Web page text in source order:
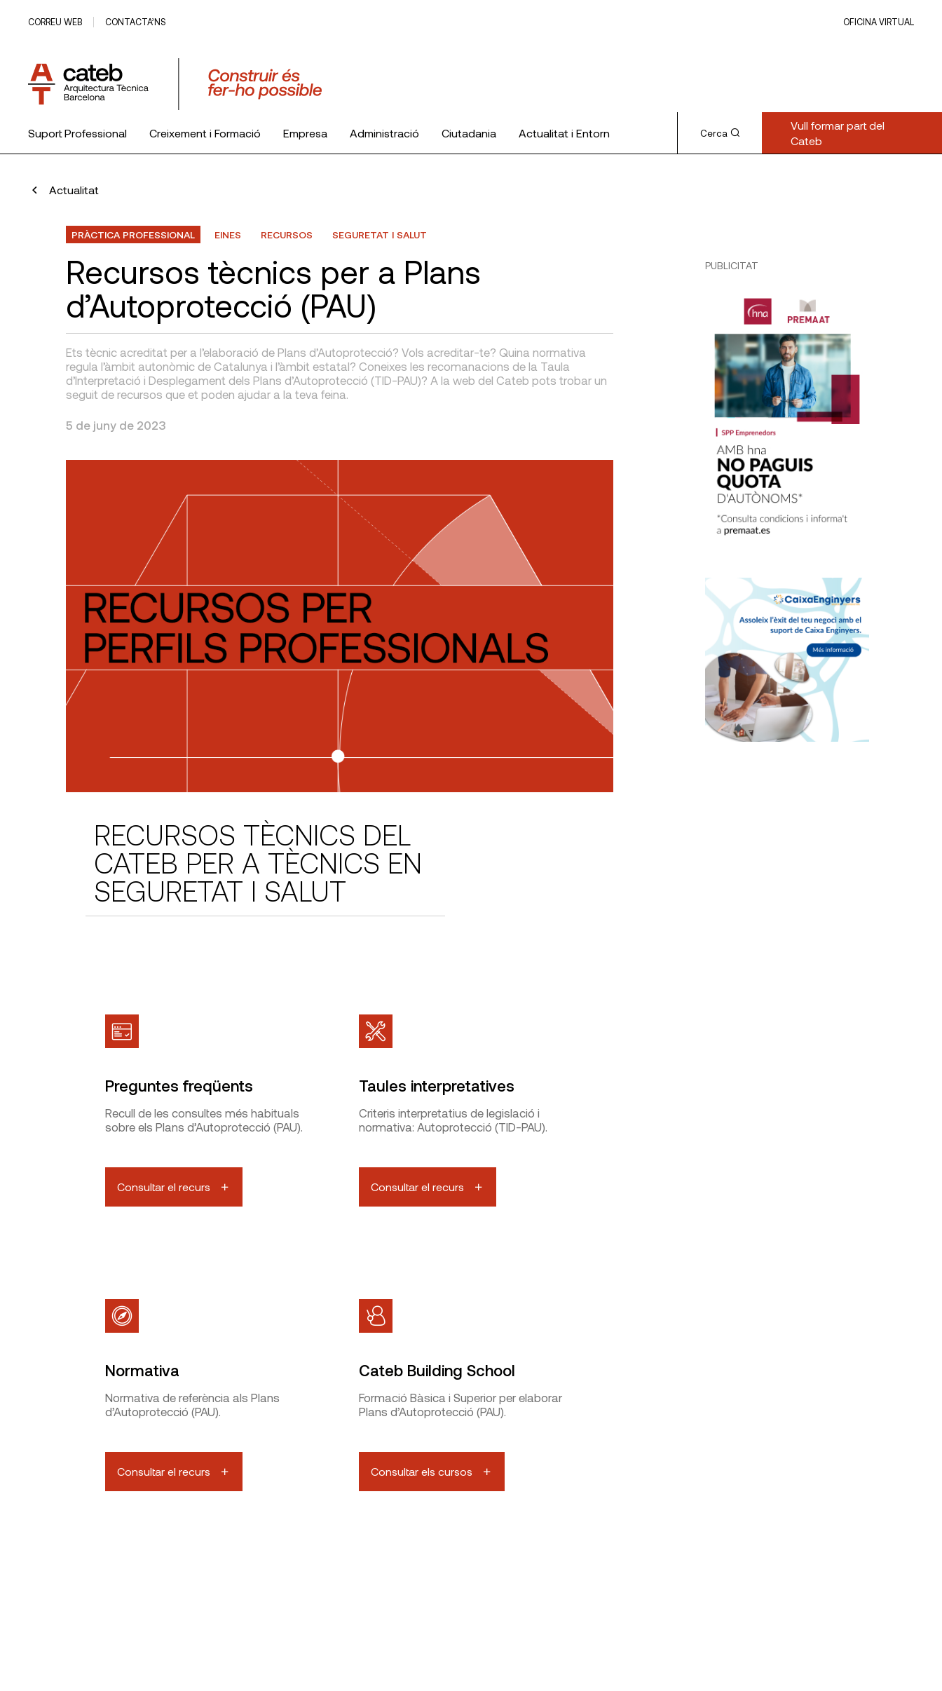
CORREU WEB CONTACTA’NS OFICINA VIRTUAL
Suport Professional Creixement i Formació Empresa Administració Ciutadania Actualitat i Entorn Cerca
Vull formar part del
Cateb
Actualitat
PRÀCTICA PROFESSIONAL EINES RECURSOS SEGURETAT I SALUT
Recursos tècnics per a Plans
d’Autoprotecció (PAU)
Ets tècnic acreditat per a l’elaboració de Plans d’Autoprotecció? Vols acreditar-te? Quina normativa
regula l’àmbit autonòmic de Catalunya i l’àmbit estatal? Coneixes les recomanacions de la Taula
d’Interpretació i Desplegament dels Plans d’Autoprotecció (TID-PAU)? A la web del Cateb pots trobar un
seguit de recursos que et poden ajudar a la teva feina.
5 de juny de 2023
RECURSOS TÈCNICS DEL
CATEB PER A TÈCNICS EN
SEGURETAT I SALUT
Preguntes freqüents
Recull de les consultes més habituals
sobre els Plans d’Autoprotecció (PAU).
Consultar el recurs
Taules interpretatives
Criteris interpretatius de legislació i
normativa: Autoprotecció (TID-PAU).
Consultar el recurs
Normativa
Normativa de referència als Plans
d’Autoprotecció (PAU).
Consultar el recurs
Cateb Building School
Formació Bàsica i Superior per elaborar
Plans d’Autoprotecció (PAU).
Consultar els cursos
PUBLICITAT